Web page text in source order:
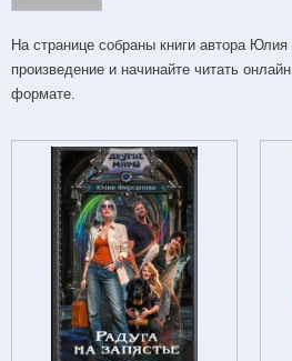
На странице собраны книги автора
произведение и начинайте читать
формате.